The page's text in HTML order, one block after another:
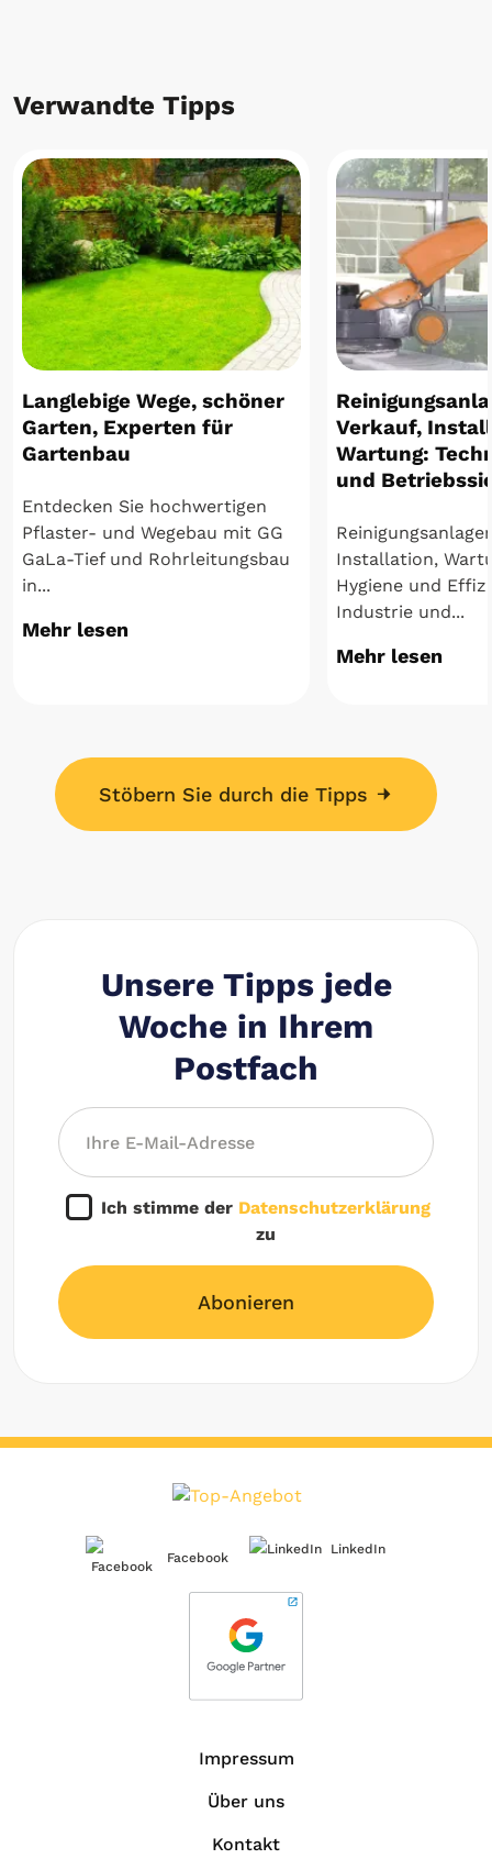
Verwandte Tipps
Langlebige Wege, schöner
Garten, Experten für
Gartenbau
Entdecken Sie hochwertigen
Pflaster- und Wegebau mit GG
GaLa-Tief und Rohrleitungsbau
in...
Mehr lesen
Verkauf,
Wartung:
und
Installation,
Hygiene und
Industrie und...
Mehr lesen
Stöbern Sie durch die Tipps
Unsere Tipps jede
Woche in Ihrem
Postfach
Ich stimme der Datenschutzerklärung
zu
Abonieren
Facebook
LinkedIn
Impressum
Über uns
Kontakt